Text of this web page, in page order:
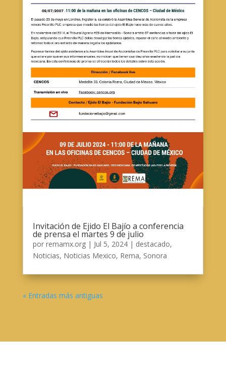
Invitación de Ejido El Bajío a conferencia
de prensa el martes 9 de julio
por remamx.org| Jul 5, 2024| destacado,
Noticias, Noticias Mexico, Rema, Sonora
« Entradas más antiguas